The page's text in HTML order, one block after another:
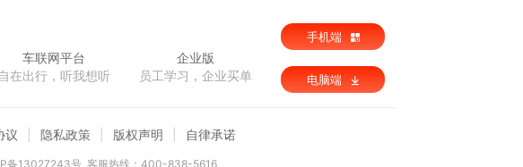
车联网平台
自在出行，听我想听
企业版
员工学习，企业买单
手机端
电脑端
议 隐私政策 版权声明 自律承诺
备13027243号 客服热线：400-838-5616